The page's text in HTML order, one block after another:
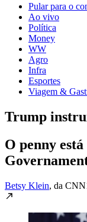
Pular para o
Ao vivo
Política
Money
WW
Agro
Infra
Esportes
Viagem &
Trump
O penny
Betsy Klein, da CNN